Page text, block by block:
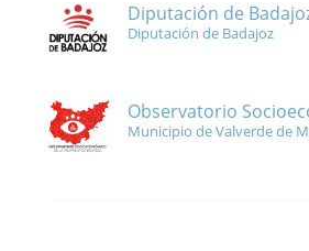
Diputación de
Diputación de Badajoz
Observatorio
Municipio de Valverde de